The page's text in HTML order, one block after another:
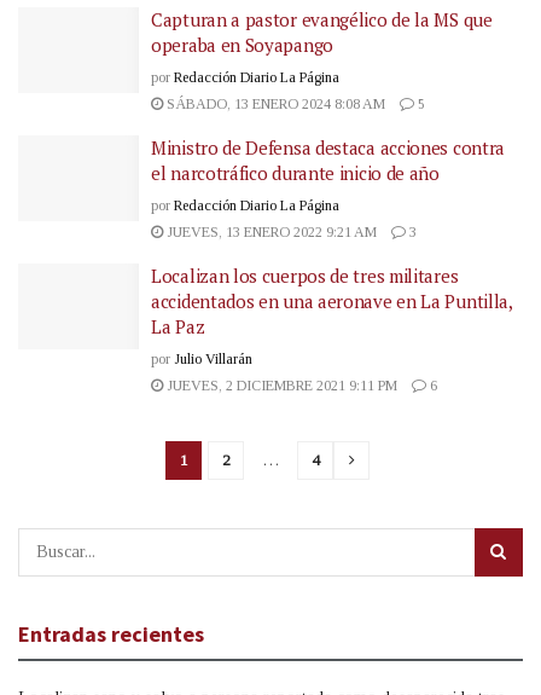
Capturan a pastor evangélico de la MS que
operaba en Soyapango
por Redacción Diario La Página
SÁBADO, 13 ENERO 2024 8:08 AM
5
Ministro de Defensa destaca acciones contra
el narcotráfico durante inicio de año
por Redacción Diario La Página
JUEVES, 13 ENERO 2022 9:21 AM
3
Localizan los cuerpos de tres militares
accidentados en una aeronave en La Puntilla,
La Paz
por Julio Villarán
JUEVES, 2 DICIEMBRE 2021 9:11 PM
6
1 2 … 4
Entradas recientes